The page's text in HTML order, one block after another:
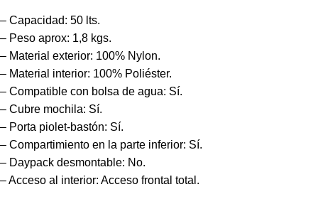
– Capacidad: 50 lts.
– Peso aprox: 1,8 kgs.
– Material exterior: 100% Nylon.
– Material interior: 100% Poliéster.
– Compatible con bolsa de agua: Sí.
– Cubre mochila: Sí.
– Porta piolet-bastón: Sí.
– Compartimiento en la parte inferior: Sí.
– Daypack desmontable: No.
– Acceso al interior: Acceso frontal total.